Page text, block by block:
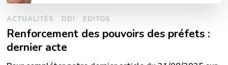
ACTUALITÉS DDI EDITOS
Renforcement des pouvoirs des préfets :
dernier acte